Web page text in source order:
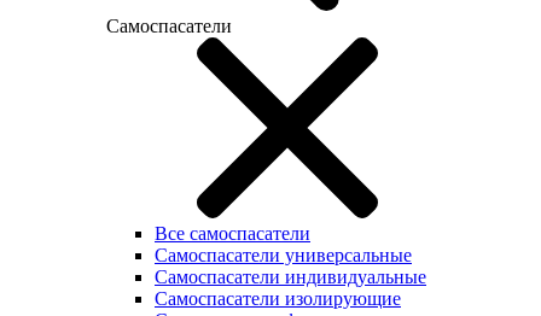
Самоспасатели
Все самоспасатели
Самоспасатели универсальные
Самоспасатели индивидуальные
Самоспасатели изолирующие